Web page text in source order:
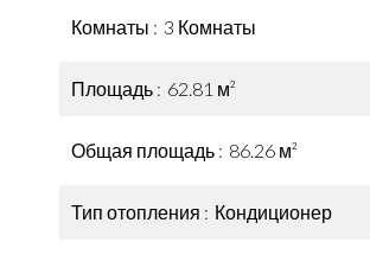
Комнаты 3 Комнаты
Площадь 62.81 м²
Общая площадь 86.26 м²
Тип отопления Кондиционер